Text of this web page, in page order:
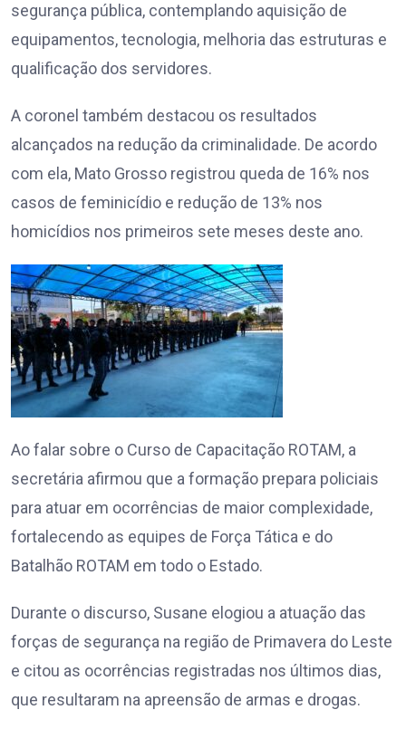
segurança pública, contemplando aquisição de
equipamentos, tecnologia, melhoria das estruturas e
qualificação dos servidores.
A coronel também destacou os resultados
alcançados na redução da criminalidade. De acordo
com ela, Mato Grosso registrou queda de 16% nos
casos de feminicídio e redução de 13% nos
homicídios nos primeiros sete meses deste ano.
Ao falar sobre o Curso de Capacitação ROTAM, a
secretária afirmou que a formação prepara policiais
para atuar em ocorrências de maior complexidade,
fortalecendo as equipes de Força Tática e do
Batalhão ROTAM em todo o Estado.
Durante o discurso, Susane elogiou a atuação das
forças de segurança na região de Primavera do Leste
e citou as ocorrências registradas nos últimos dias,
que resultaram na apreensão de armas e drogas.